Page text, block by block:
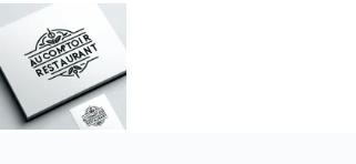
Passer
contenu